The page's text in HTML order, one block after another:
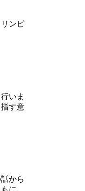
ンピ
いま
す意
から
に、